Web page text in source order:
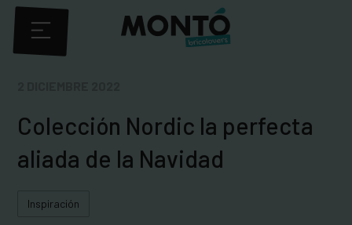
Colección Nordic la perfecta
aliada de la Navidad
Inspiración